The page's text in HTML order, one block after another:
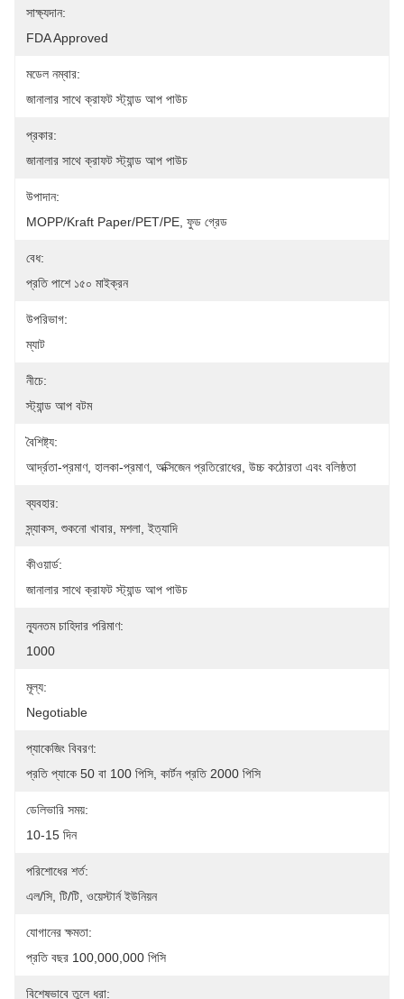
সাক্ষ্যদান:
FDA Approved
মডেল নম্বার:
জানালার সাথে ক্রাফট স্ট্যান্ড আপ পাউচ
প্রকার:
জানালার সাথে ক্রাফট স্ট্যান্ড আপ পাউচ
উপাদান:
MOPP/Kraft Paper/PET/PE, ফুড গ্রেড
বেধ:
প্রতি পাশে ১৫০ মাইক্রন
উপরিভাগ:
ম্যাট
নীচে:
স্ট্যান্ড আপ বটম
বৈশিষ্ট্য:
আর্দ্রতা-প্রমাণ, হালকা-প্রমাণ, অক্সিজেন প্রতিরোধের, উচ্চ কঠোরতা এবং বলিষ্ঠতা
ব্যবহার:
স্ন্যাকস, শুকনো খাবার, মশলা, ইত্যাদি
কীওয়ার্ড:
জানালার সাথে ক্রাফট স্ট্যান্ড আপ পাউচ
ন্যূনতম চাহিদার পরিমাণ:
1000
মূল্য:
Negotiable
প্যাকেজিং বিবরণ:
প্রতি প্যাকে 50 বা 100 পিসি, কার্টন প্রতি 2000 পিসি
ডেলিভারি সময়:
10-15 দিন
পরিশোধের শর্ত:
এল/সি, টি/টি, ওয়েস্টার্ন ইউনিয়ন
যোগানের ক্ষমতা:
প্রতি বছর 100,000,000 পিসি
বিশেষভাবে তুলে ধরা: